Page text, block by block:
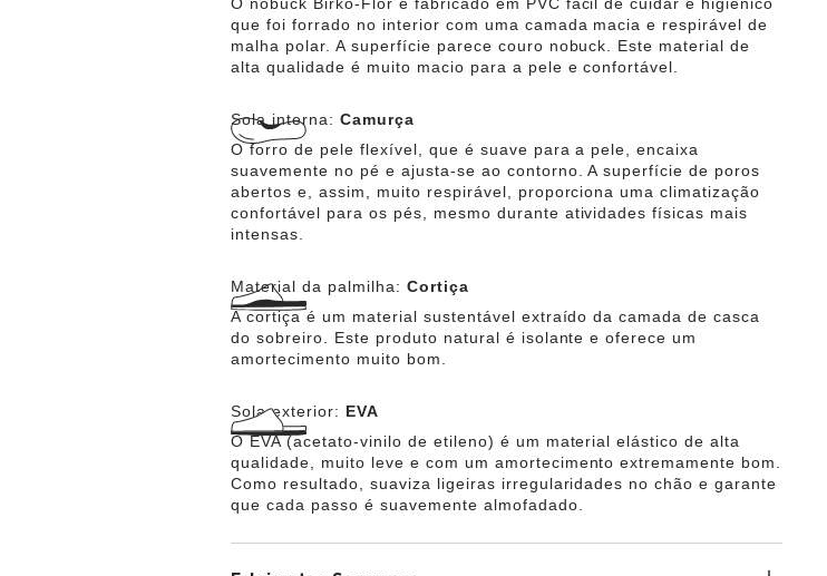
que foi forrado no interior com uma camada macia e respirável de
malha polar. A superfície parece couro nobuck. Este material de
alta qualidade é muito macio para a pele e confortável.
Sola interna:Camurça
O forro de pele flexível, que é suave para a pele, encaixa
suavemente no pé e ajusta-se ao contorno. A superfície de poros
abertos e, assim, muito respirável, proporciona uma climatização
confortável para os pés, mesmo durante atividades físicas mais
intensas.
Material da palmilha: Cortiça
A cortiça é um material sustentável extraído da camada de casca
do sobreiro. Este produto natural é isolante e oferece um
amortecimento muito bom.
Sola exterior: EVA
O EVA (acetato-vinilo de etileno) é um material elástico de alta
qualidade, muito leve e com um amortecimento extremamente bom.
Como resultado, suaviza ligeiras irregularidades no chão e garante
que cada passo é suavemente almofadado.